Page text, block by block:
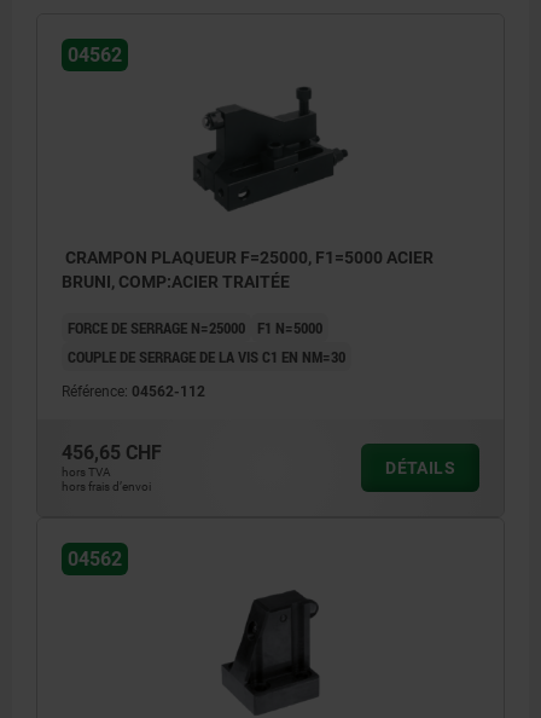
04562
CRAMPON PLAQUEUR F=25000, F1=5000 ACIER
BRUNI, COMP:ACIER TRAITÉE
FORCE DE SERRAGE N=25000
F1 N=5000
COUPLE DE SERRAGE DE LA VIS C1 EN NM=30
Référence: 04562-112
456,65 CHF
hors TVA
hors frais d’envoi
DÉTAILS
04562